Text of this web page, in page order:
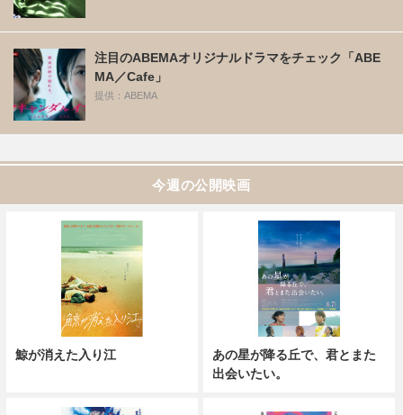
注目のABEMAオリジナルドラマをチェック「ABE
MA／Cafe」
提供：ABEMA
今週の公開映画
鯨が消えた入り江
あの星が降る丘で、君とまた
出会いたい。